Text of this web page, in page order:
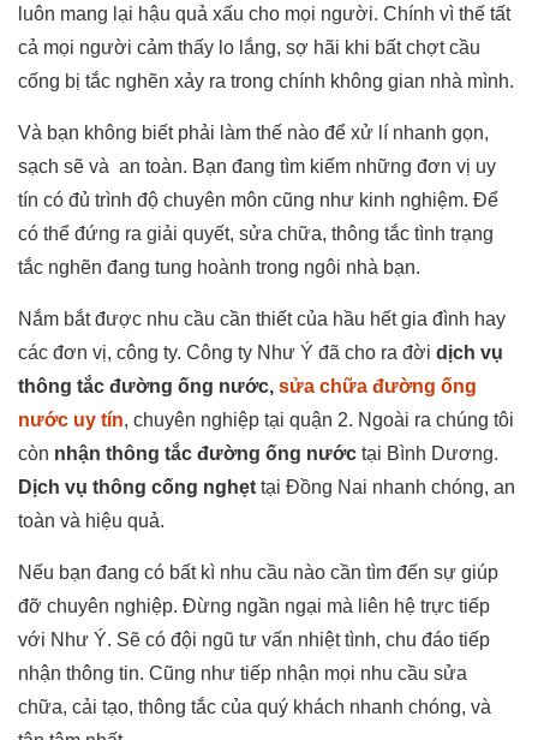
luôn mang lại hậu quả xấu cho mọi người. Chính vì thế tất
cả mọi người cảm thấy lo lắng, sợ hãi khi bất chợt cầu
cống bị tắc nghẽn xảy ra trong chính không gian nhà mình.
Và bạn không biết phải làm thế nào để xử lí nhanh gọn,
sạch sẽ và an toàn. Bạn đang tìm kiếm những đơn vị uy
tín có đủ trình độ chuyên môn cũng như kinh nghiệm. Để
có thể đứng ra giải quyết, sửa chữa, thông tắc tình trạng
tắc nghẽn đang tung hoành trong ngôi nhà bạn.
Nắm bắt được nhu cầu cần thiết của hầu hết gia đình hay
các đơn vị, công ty. Công ty Như Ý đã cho ra đời dịch vụ
thông tắc đường ống nước, sửa chữa đường ống
nước uy tín, chuyên nghiệp tại quận 2. Ngoài ra chúng tôi
còn nhận thông tắc đường ống nước tại Bình Dương.
Dịch vụ thông cống nghẹt tại Đồng Nai nhanh chóng, an
toàn và hiệu quả.
Nếu bạn đang có bất kì nhu cầu nào cần tìm đến sự giúp
đỡ chuyên nghiệp. Đừng ngần ngại mà liên hệ trực tiếp
với Như Ý. Sẽ có đội ngũ tư vấn nhiệt tình, chu đáo tiếp
nhận thông tin. Cũng như tiếp nhận mọi nhu cầu sửa
chữa, cải tạo, thông tắc của quý khách nhanh chóng, và